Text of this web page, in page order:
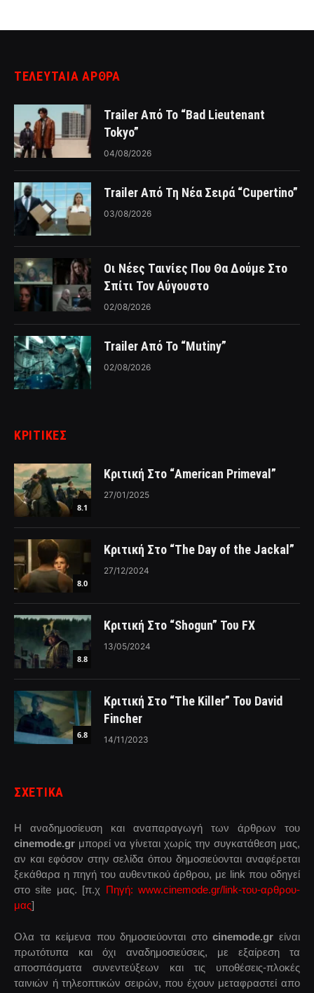
ΤΕΛΕΥΤΑΙΑ ΑΡΘΡΑ
Trailer Από Το “Bad Lieutenant
Tokyo”
04/08/2026
Trailer Από Τη Νέα Σειρά “Cupertino”
03/08/2026
Οι Νέες Ταινίες Που Θα Δούμε Στο
Σπίτι Τον Αύγουστο
02/08/2026
Trailer Από Το “Mutiny”
02/08/2026
ΚΡΙΤΙΚΈΣ
8.1
Κριτική Στο “American Primeval”
27/01/2025
8.0
Κριτική Στο “The Day of the Jackal”
27/12/2024
8.8
Κριτική Στο “Shogun” Του FX
13/05/2024
6.8
Κριτική Στο “The Killer” Του David
Fincher
14/11/2023
ΣΧΕΤΙΚΑ
Η αναδημοσίευση και αναπαραγωγή των άρθρων του
cinemode.gr μπορεί να γίνεται χωρίς την συγκατάθεση μας,
αν και εφόσον στην σελίδα όπου δημοσιεύονται αναφέρεται
ξεκάθαρα η πηγή του αυθεντικού άρθρου, με link που οδηγεί
στο site μας. [π.χ Πηγή: www.cinemode.gr/link-του-αρθρου-
μας]
Ολα τα κείμενα που δημοσιεύονται στοcinemode.gr είναι
πρωτότυπα και όχι αναδημοσιεύσεις, με εξαίρεση τα
αποσπάσματα συνεντεύξεων και τις υποθέσεις-πλοκές
ταινιών ή τηλεοπτικών σειρών, που έχουν μεταφραστεί απο